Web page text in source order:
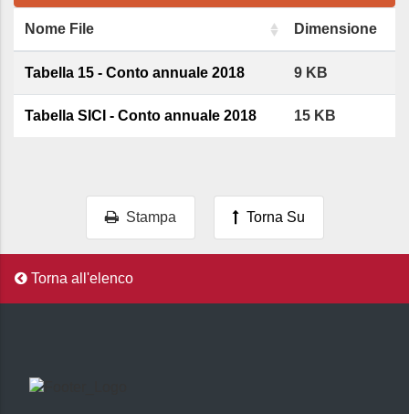
Nome File Dimensione
Tabella 15 - Conto annuale 2018 9 KB
Tabella SICI - Conto annuale 2018 15 KB
Stampa Torna Su
Torna all'elenco